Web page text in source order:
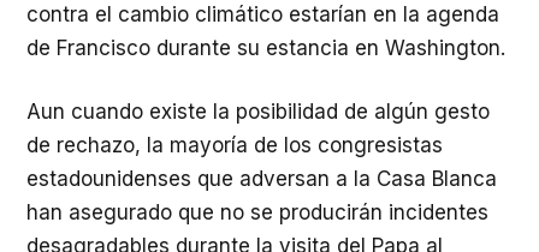
contra el cambio climático estarían en la agenda
de Francisco durante su estancia en Washington.
Aun cuando existe la posibilidad de algún gesto
de rechazo, la mayoría de los congresistas
estadounidenses que adversan a la Casa Blanca
han asegurado que no se producirán incidentes
desagradables durante la visita del Papa al